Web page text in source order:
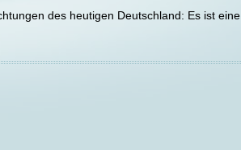
des heutigen Deutschland: Es ist eine